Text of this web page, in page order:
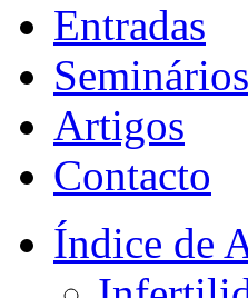
Entradas
Seminários
Artigos
Contacto
Índice de